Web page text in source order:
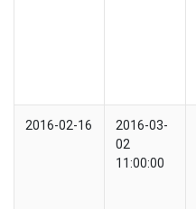
2016-02-16
2016-03-
02
11:00:00